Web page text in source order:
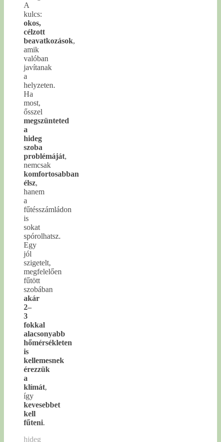
A
kulcs:
okos,
célzott
beavatkozások,
amik
valóban
javítanak
a
helyzeten.
Ha
most,
ősszel
megszünteted
a
hideg
szoba
problémáját,
nemcsak
komfortosabban
élsz,
hanem
a
fűtésszámládon
is
sokat
spórolhatsz.
Egy
jól
szigetelt,
megfelelően
fűtött
szobában
akár
2–
3
fokkal
alacsonyabb
hőmérsékleten
is
kellemesnek
érezzük
a
klímát,
így
kevesebbet
kell
fűteni.
hideg